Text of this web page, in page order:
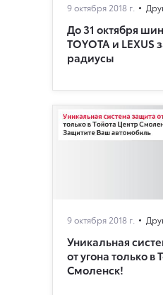
9 октября 2018 г.
До 31 октября
TOYOTA и LEXUS
радиусы
9 октября 2018 г.
Уникальная
от угона только в
Смоленск!